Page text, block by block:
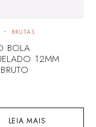
LEIA MAIS
BRUTAS
BOLA
12MM